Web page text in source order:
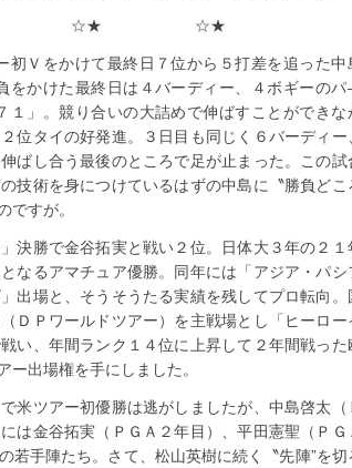
☆★ ☆★
初Ｖをかけて最終日７位から５打差を追った中
をかけた最終日は４バーディー、４ボギーの
１」。競り合いの大詰めで伸ばすことができな
位タイの好発進。３日目も同じく６バーディー
ばし合う最後のところで足が止まった。この試
技術を身につけているはずの中島に〝勝負どこ
すが。
決勝で金谷拓実と戦い２位。日体大３年の２１
なるアマチュア優勝。同年には「アジア・パシ
出場と、そうそうたる実績を残してプロ転向。
ＤＰワールドツアー）を主戦場とし「ヒーロー
い、年間ランク１４位に上昇して２年間戦った
出場権を手にしました。
米ツアー初優勝は逃がしましたが、中島啓太（
は金谷拓実（ＰＧＡ２年目）、平田憲聖（ＰＧ
若手陣たち。さて、松山英樹に続く〝先陣”を切